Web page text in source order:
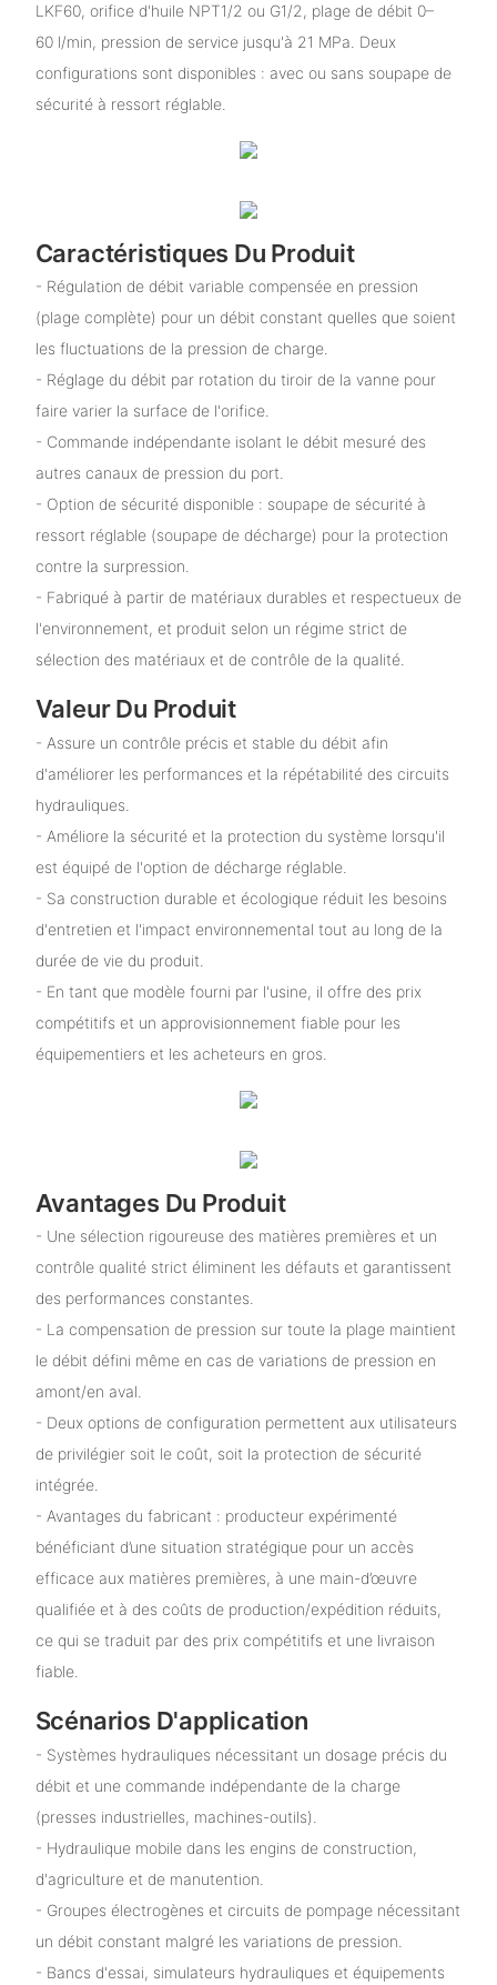
LKF60, orifice d'huile NPT1/2 ou G1/2, plage de débit 0–
60 l/min, pression de service jusqu'à 21 MPa. Deux
configurations sont disponibles : avec ou sans soupape de
sécurité à ressort réglable.
Caractéristiques Du Produit
- Régulation de débit variable compensée en pression
(plage complète) pour un débit constant quelles que soient
les fluctuations de la pression de charge.
- Réglage du débit par rotation du tiroir de la vanne pour
faire varier la surface de l'orifice.
- Commande indépendante isolant le débit mesuré des
autres canaux de pression du port.
- Option de sécurité disponible : soupape de sécurité à
ressort réglable (soupape de décharge) pour la protection
contre la surpression.
- Fabriqué à partir de matériaux durables et respectueux de
l'environnement, et produit selon un régime strict de
sélection des matériaux et de contrôle de la qualité.
Valeur Du Produit
- Assure un contrôle précis et stable du débit afin
d'améliorer les performances et la répétabilité des circuits
hydrauliques.
- Améliore la sécurité et la protection du système lorsqu'il
est équipé de l'option de décharge réglable.
- Sa construction durable et écologique réduit les besoins
d'entretien et l'impact environnemental tout au long de la
durée de vie du produit.
- En tant que modèle fourni par l'usine, il offre des prix
compétitifs et un approvisionnement fiable pour les
équipementiers et les acheteurs en gros.
Avantages Du Produit
- Une sélection rigoureuse des matières premières et un
contrôle qualité strict éliminent les défauts et garantissent
des performances constantes.
- La compensation de pression sur toute la plage maintient
le débit défini même en cas de variations de pression en
amont/en aval.
- Deux options de configuration permettent aux utilisateurs
de privilégier soit le coût, soit la protection de sécurité
intégrée.
- Avantages du fabricant : producteur expérimenté
bénéficiant d’une situation stratégique pour un accès
efficace aux matières premières, à une main-d’œuvre
qualifiée et à des coûts de production/expédition réduits,
ce qui se traduit par des prix compétitifs et une livraison
fiable.
Scénarios D'application
- Systèmes hydrauliques nécessitant un dosage précis du
débit et une commande indépendante de la charge
(presses industrielles, machines-outils).
- Hydraulique mobile dans les engins de construction,
d'agriculture et de manutention.
- Groupes électrogènes et circuits de pompage nécessitant
un débit constant malgré les variations de pression.
- Bancs d'essai, simulateurs hydrauliques et équipements